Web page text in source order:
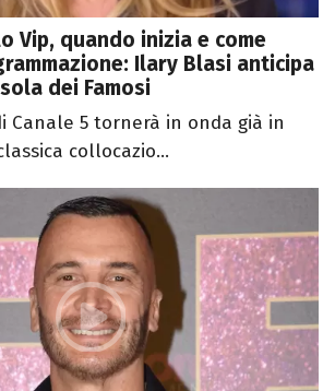
Vip, quando inizia e come
Ilary Blasi anticipa
dei Famosi
Canale 5 tornerà in onda già in
collocazio...